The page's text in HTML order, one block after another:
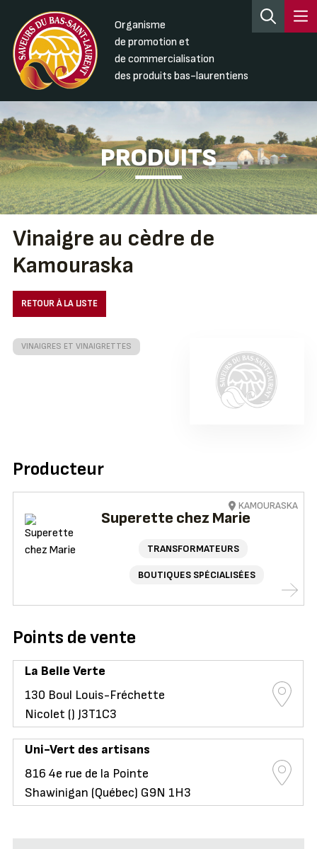
Organisme
de promotion et
de commercialisation
des produits bas-laurentiens
PRODUITS
Vinaigre au cèdre de
Kamouraska
RETOUR À LA LISTE
VINAIGRES ET VINAIGRETTES
Producteur
Superette chez Marie
TRANSFORMATEURS
BOUTIQUES SPÉCIALISÉES
KAMOURASKA
Points de vente
La Belle Verte
130 Boul Louis-Fréchette
Nicolet () J3T1C3
Uni-Vert des artisans
816 4e rue de la Pointe
Shawinigan (Québec) G9N 1H3